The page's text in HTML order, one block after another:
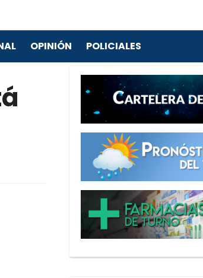
OPINIÓN
POLICIALES